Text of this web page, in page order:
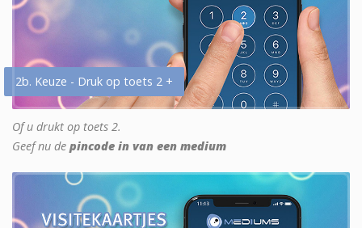
2b. Keuze - Druk op toets 2 +
Of u drukt op toets 2.
Geef nu de pincode in van een medium